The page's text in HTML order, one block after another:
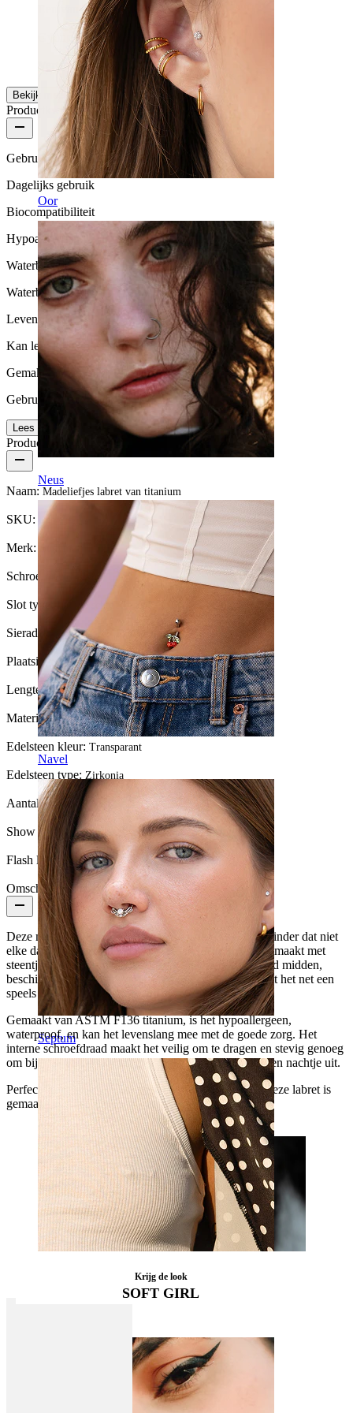
Oor
Neus
Navel
Septum
Een van de besten
Gyöngyi Geverifieerde aankoop
Vertaald door AI Toon origineel
Bekijk meer
Productkwaliteit
Gebruikshoeveelheid
Dagelijks gebruik
Biocompatibiliteit
Hypoallergeen
Waterbestendigheid
Waterbestendig
Levensduur
Kan levenslang meegaan
Gemak van gebruik
Gebruikersvriendelijk
Lees meer
Productdetails
Naam: Madeliefjes labret van titanium
SKU: Labret-232
Merk: Bodymod Trend
Schroefdraad dikte: 1 mm
Slot type: Interne schroefdraad
Sieraden type:Labret, Flatback
Plaatsing:Tragus, Oorlel, Helix, Conch
Lengte:6 mm
Materiaal:Titanium
Edelsteen kleur: Transparant
Edelsteen type: Zirkonia
Aantal eenheden:
Show pair option:Ja
Flash label: 3 voor 2
Omschrijving
Deze madeliefjes labret van titanium is een kleine reminder dat niet
elke dag serieus hoeft te zijn. Met bloemenontwerp gemaakt met
steentjes die met tandjes gezet zijn, en een getextureerd midden,
beschikbaar in gouden of zilveren afwerkingen, brengt het net een
speels gevoel met zich mee.
Gemaakt van ASTM F136 titanium, is het hypoallergeen,
waterproof, en kan het levenslang mee met de goede zorg. Het
interne schroefdraad maakt het veilig om te dragen en stevig genoeg
om bij je te blijven, of het een drukke werkdag is of een nachtje uit.
Perfect voor conch, helix, oorlel of
tragus piercings , deze labret is
gemaakt voor alledaagse momenten.
Krijg de look
SOFT GIRL